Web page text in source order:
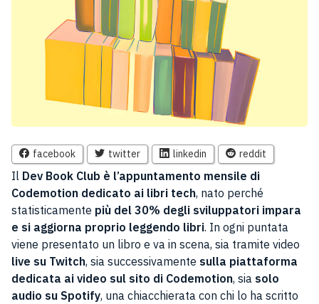
facebook twitter linkedin reddit
Il Dev Book Club è l’appuntamento mensile di
Codemotion dedicato ai libri tech, nato perché
statisticamente più del 30% degli sviluppatori impara
e si aggiorna proprio leggendo libri. In ogni puntata
viene presentato un libro e va in scena, sia tramite video
live su Twitch, sia successivamente sulla piattaforma
dedicata ai video sul sito di Codemotion, sia solo
audio su Spotify, una chiacchierata con chi lo ha scritto